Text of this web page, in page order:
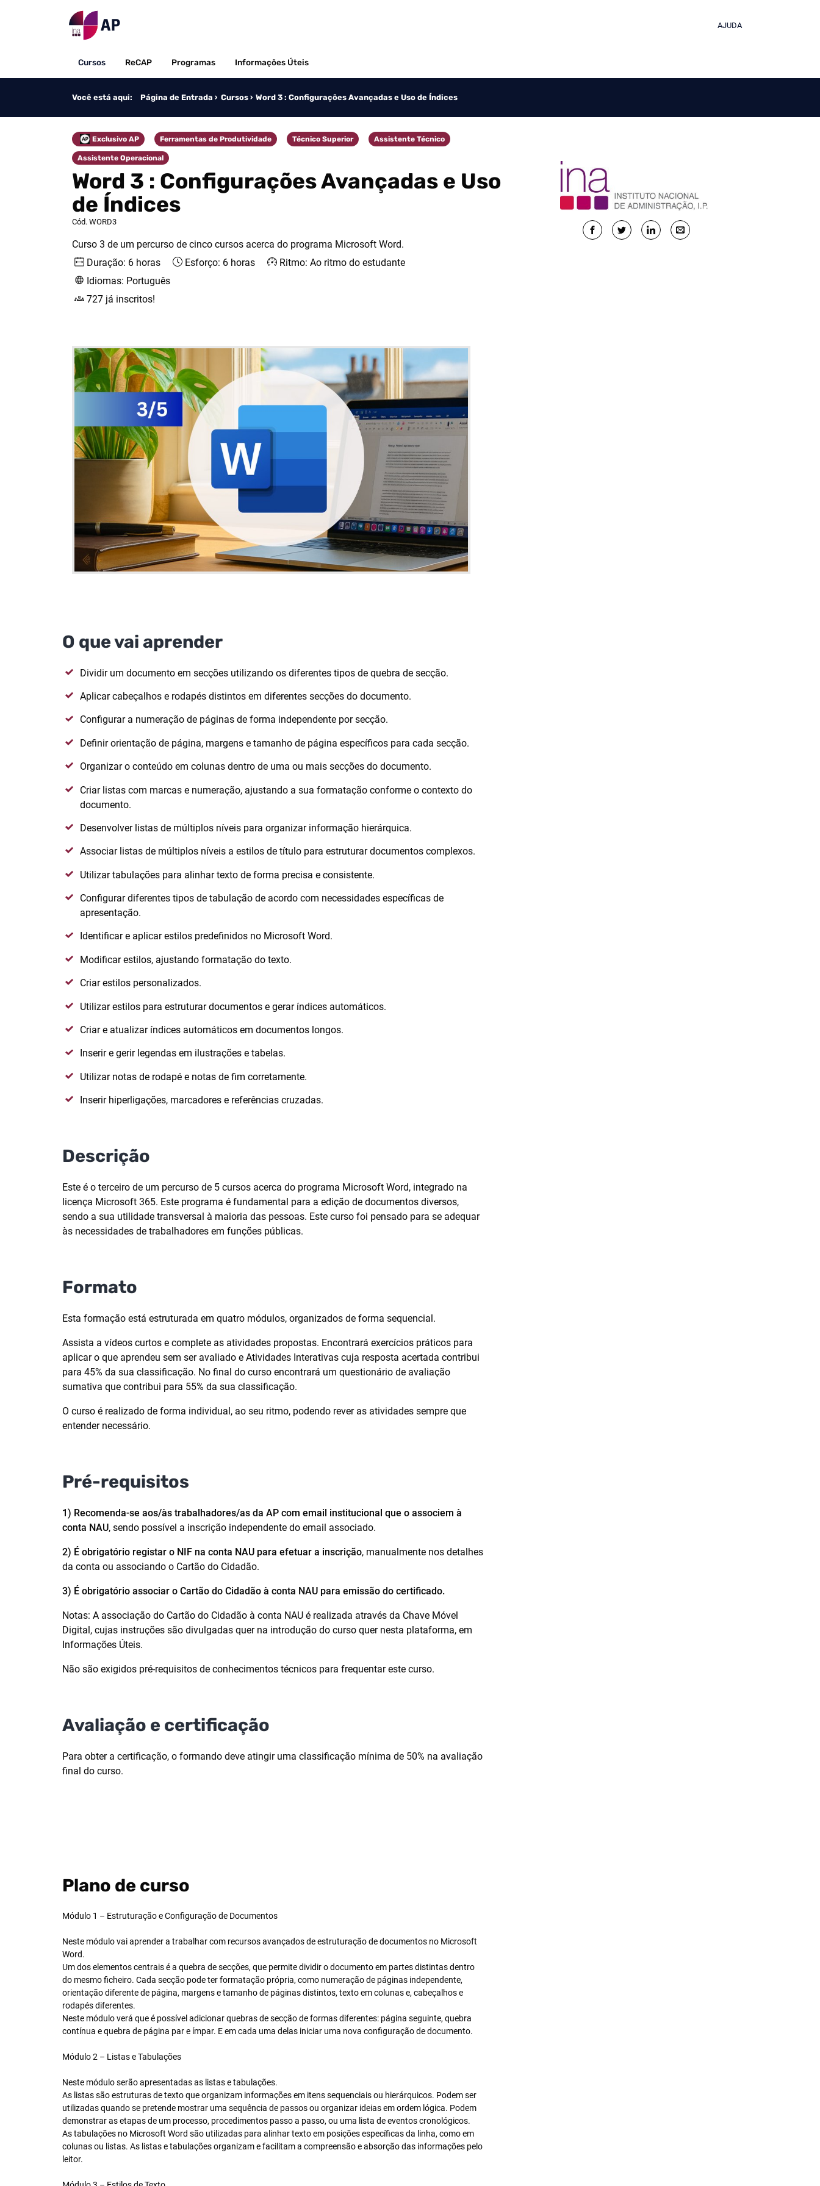
AJUDA
Cursos ReCAP Programas Informações Úteis
Você está aqui: Página de Entrada Cursos Word 3 : Configurações Avançadas e Uso de Índices
Word 3 : Configurações Avançadas e Uso
de Índices
Cód. WORD3
Categoria
Exclusivo AP Categoria
Ferramentas de Produtividade Categoria
Técnico Superior Categoria
Assistente Técnico
Categoria
Assistente Operacional
Curso 3 de um percurso de cinco cursos acerca do programa Microsoft Word.
Duração: 6 horas
Esforço: 6 horas
Ritmo: Ao ritmo do estudante
Idiomas: Português
727 já inscritos!
O que vai aprender
Dividir um documento em secções utilizando os diferentes tipos de quebra de secção.
Aplicar cabeçalhos e rodapés distintos em diferentes secções do documento.
Configurar a numeração de páginas de forma independente por secção.
Definir orientação de página, margens e tamanho de página específicos para cada secção.
Organizar o conteúdo em colunas dentro de uma ou mais secções do documento.
Criar listas com marcas e numeração, ajustando a sua formatação conforme o contexto do
documento.
Desenvolver listas de múltiplos níveis para organizar informação hierárquica.
Associar listas de múltiplos níveis a estilos de título para estruturar documentos complexos.
Utilizar tabulações para alinhar texto de forma precisa e consistente.
Configurar diferentes tipos de tabulação de acordo com necessidades específicas de
apresentação.
Identificar e aplicar estilos predefinidos no Microsoft Word.
Modificar estilos, ajustando formatação do texto.
Criar estilos personalizados.
Utilizar estilos para estruturar documentos e gerar índices automáticos.
Criar e atualizar índices automáticos em documentos longos.
Inserir e gerir legendas em ilustrações e tabelas.
Utilizar notas de rodapé e notas de fim corretamente.
Inserir hiperligações, marcadores e referências cruzadas.
Descrição
Este é o terceiro de um percurso de 5 cursos acerca do programa Microsoft Word, integrado na
licença Microsoft 365. Este programa é fundamental para a edição de documentos diversos,
sendo a sua utilidade transversal à maioria das pessoas. Este curso foi pensado para se adequar
às necessidades de trabalhadores em funções públicas.
Formato
Esta formação está estruturada em quatro módulos, organizados de forma sequencial.
Assista a vídeos curtos e complete as atividades propostas. Encontrará exercícios práticos para
aplicar o que aprendeu sem ser avaliado e Atividades Interativas cuja resposta acertada contribui
para 45% da sua classificação. No final do curso encontrará um questionário de avaliação
sumativa que contribui para 55% da sua classificação.
O curso é realizado de forma individual, ao seu ritmo, podendo rever as atividades sempre que
entender necessário.
Pré-requisitos
1) Recomenda-se aos/às trabalhadores/as da AP com email institucional que o associem à
conta NAU, sendo possível a inscrição independente do email associado.
2) É obrigatório registar o NIF na conta NAU para efetuar a inscrição, manualmente nos detalhes
da conta ou associando o Cartão do Cidadão.
3) É obrigatório associar o Cartão do Cidadão à conta NAU para emissão do certificado.
Notas: A associação do Cartão do Cidadão à conta NAU é realizada através da Chave Móvel
Digital, cujas instruções são divulgadas quer na introdução do curso quer nesta plataforma, em
Informações Úteis.
Não são exigidos pré-requisitos de conhecimentos técnicos para frequentar este curso.
Avaliação e certificação
Para obter a certificação, o formando deve atingir uma classificação mínima de 50% na avaliação
final do curso.
Plano de curso
Módulo 1 – Estruturação e Configuração de Documentos
Neste módulo vai aprender a trabalhar com recursos avançados de estruturação de documentos no Microsoft
Word.
Um dos elementos centrais é a quebra de secções, que permite dividir o documento em partes distintas dentro
do mesmo ficheiro. Cada secção pode ter formatação própria, como numeração de páginas independente,
orientação diferente de página, margens e tamanho de páginas distintos, texto em colunas e, cabeçalhos e
rodapés diferentes.
Neste módulo verá que é possível adicionar quebras de secção de formas diferentes: página seguinte, quebra
contínua e quebra de página par e ímpar. E em cada uma delas iniciar uma nova configuração de documento.
Módulo 2 – Listas e Tabulações
Neste módulo serão apresentadas as listas e tabulações.
As listas são estruturas de texto que organizam informações em itens sequenciais ou hierárquicos. Podem ser
utilizadas quando se pretende mostrar uma sequência de passos ou organizar ideias em ordem lógica. Podem
demonstrar as etapas de um processo, procedimentos passo a passo, ou uma lista de eventos cronológicos.
As tabulações no Microsoft Word são utilizadas para alinhar texto em posições específicas da linha, como em
colunas ou listas. As listas e tabulações organizam e facilitam a compreensão e absorção das informações pelo
leitor.